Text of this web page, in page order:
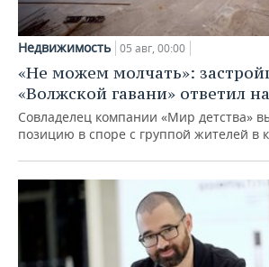
Недвижимость 05 авг, 00:00
«Не можем молчать»:
«Волжской гавани» ответил
Совладелец компании «Мир детства»
позицию в споре с группой жителей в